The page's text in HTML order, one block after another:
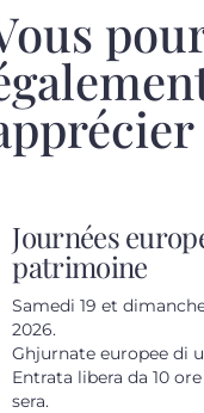
Journées
patrimoine
Samedi 19 et
2026.
Ghjurnate europee di
Entrata libera da 10
sera.